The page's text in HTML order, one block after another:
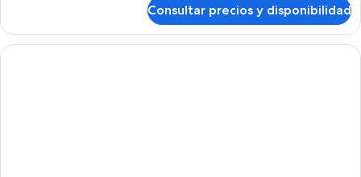
familiar,
vistas
al
Consultar precios y disponibilidad